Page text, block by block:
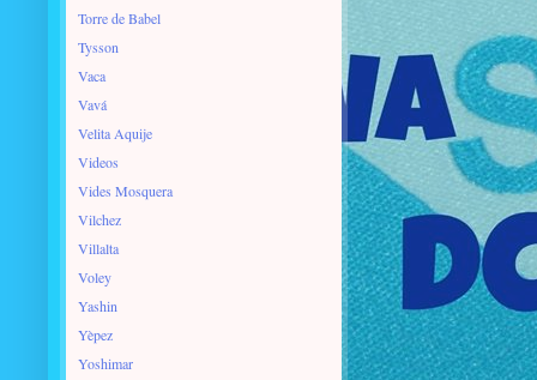
Torre de Babel
Tysson
Vaca
Vavá
Velita Aquije
Videos
Vides Mosquera
Vilchez
Villalta
Voley
Yashin
Yèpez
Yoshimar